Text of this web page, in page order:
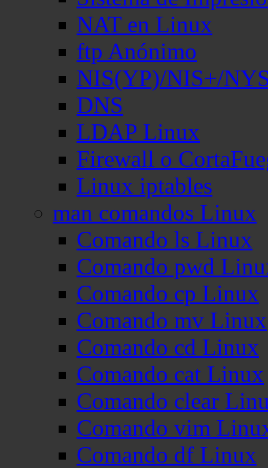
NAT en Linux
ftp Anónimo
NIS(YP)/NIS+/
DNS
LDAP Linux
Firewall o
Linux iptables
man comandos Linux
Comando ls Linux
Comando pwd
Comando cp Linux
Comando mv Linux
Comando cd Linux
Comando cat Linux
Comando clear
Comando vim
Comando df Linux